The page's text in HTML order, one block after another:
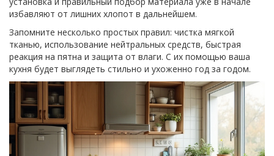
избавляют от лишних хлопот в дальнейшем.
Запомните несколько простых правил: чистка мягкой
тканью, использование нейтральных средств, быстрая
реакция на пятна и защита от влаги. С их помощью ваша
кухня будет выглядеть стильно и ухоженно год за годом.